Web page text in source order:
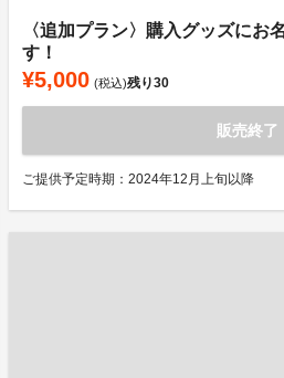
〈追加プラン〉購入グッズにお
す！
¥5,000 (税込)残り30
販売終了
ご提供予定時期：2024年12月上旬以降